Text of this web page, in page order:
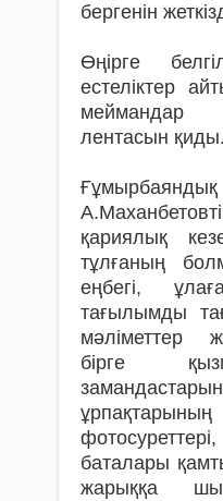
бергенін
Өңірге
естеліктер
меймандар
лентасын қиды.
қариялық
тұлғаның
еңбегі,
тағылымды
мәліметтер
бірге
баталары
жарыққа